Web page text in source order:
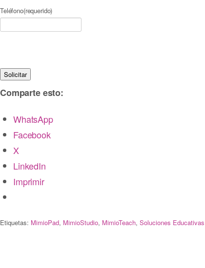
Teléfono(requerido)
Solicitar
Comparte esto:
WhatsApp
Facebook
X
LinkedIn
Imprimir
Etiquetas: MimioPad, MimioStudio, MimioTeach, Soluciones Educativas